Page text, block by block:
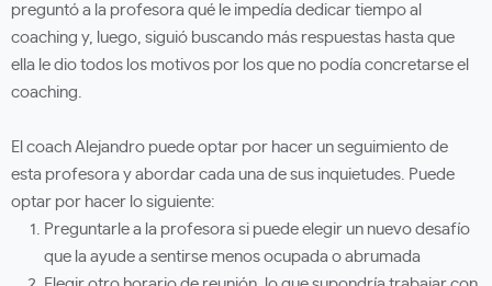
preguntó a la profesora qué le impedía dedicar tiempo al
coaching y, luego, siguió buscando más respuestas hasta que
ella le dio todos los motivos por los que no podía concretarse el
coaching.
El coach Alejandro puede optar por hacer un seguimiento de
esta profesora y abordar cada una de sus inquietudes. Puede
optar por hacer lo siguiente:
Preguntarle a la profesora si puede elegir un nuevo desafío
que la ayude a sentirse menos ocupada o abrumada